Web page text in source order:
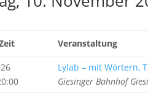
Veranstaltung
Lylab – mit Wörtern,
Giesinger Bahnhof